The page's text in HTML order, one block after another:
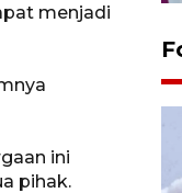
menjadi
ini
pihak.